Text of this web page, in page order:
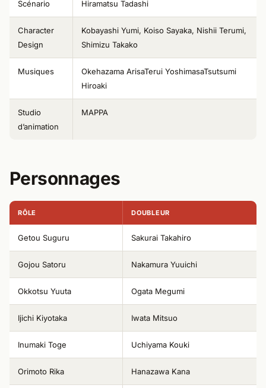
Scénario Hiramatsu Tadashi
Character
Design
Kobayashi Yumi, Koiso Sayaka, Nishii Terumi,
Shimizu Takako
Musiques
Okehazama ArisaTerui YoshimasaTsutsumi
Hiroaki
Studio
d’animation
MAPPA
Personnages
RÔLE DOUBLEUR
Getou Suguru Sakurai Takahiro
Gojou Satoru Nakamura Yuuichi
Okkotsu Yuuta Ogata Megumi
Ijichi Kiyotaka Iwata Mitsuo
Inumaki Toge Uchiyama Kouki
Orimoto Rika Hanazawa Kana